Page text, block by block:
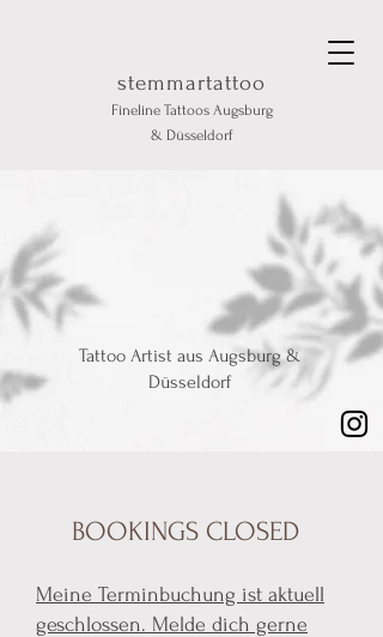
stemmartattoo
Fineline Tattoos Augsburg
& Düsseldorf
Fineline Tattoo
Tattoo Artist aus Augsburg &
Düsseldorf
BOOKINGS CLOSED
Meine Terminbuchung ist aktuell
geschlossen. Melde dich gerne